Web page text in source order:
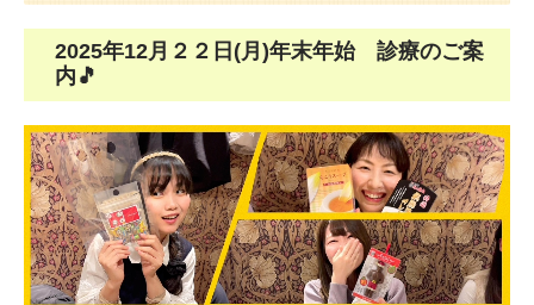
インプラント
歯髄細胞バンク
スタッフ紹介
ひろいしガールズブログ2026年
2025年12月２２日(月)年末年始 診療のご案
内🎵